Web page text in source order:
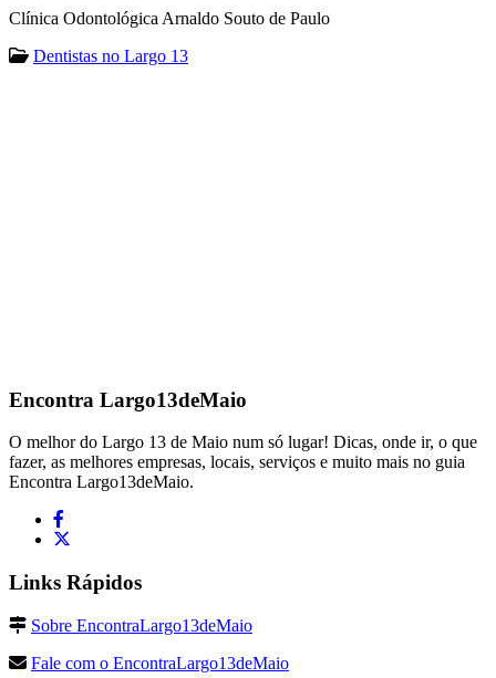
Clínica Odontológica Arnaldo Souto de Paulo
Dentistas no Largo 13
Encontra Largo13deMaio
O melhor do Largo 13 de Maio num só lugar! Dicas, onde ir, o que
fazer, as melhores empresas, locais, serviços e muito mais no guia
Encontra Largo13deMaio.
Links Rápidos
Sobre EncontraLargo13deMaio
Fale com o EncontraLargo13deMaio